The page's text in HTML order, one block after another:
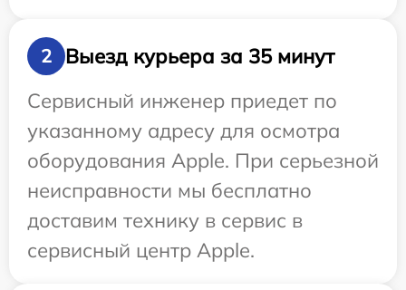
2
Выезд курьера за 35 минут
Сервисный инженер приедет по
указанному адресу для осмотра
оборудования Apple. При серьезной
неисправности мы бесплатно
доставим технику в сервис в
сервисный центр Apple.